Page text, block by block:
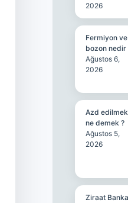
2026
Fermiyon ve
bozon nedir
Ağustos 6,
2026
Azd edilmek
ne demek ?
Ağustos 5,
2026
Ziraat